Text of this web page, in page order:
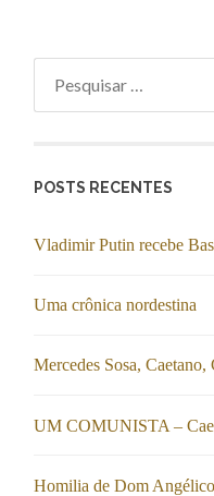
POSTS RECENTES
Vladimir Putin recebe
Uma crônica nordestina
Mercedes Sosa,
UM COMUNISTA –
Homilia de Dom